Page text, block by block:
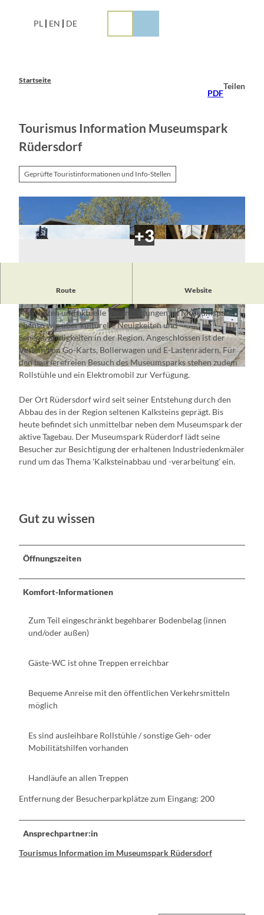
PL EN DE
Startseite
PDF
Teilen
Tourismus Information Museumspark
Rüdersdorf
Geprüfte Touristinformationen und Info-Stellen
© Steffen Lehmann, Lizenz: TMB-Fotoarchiv
© Museumspark Rüdersdorf © Museumspark Rüdersdorf
Route Website
Tourismus Information
befindet sich im Eingangsbereich
Aktivitäten und aktuelle Veranstaltungen im Museumspark
ebenso wie über kulturelle Neuigkeiten und
Sehenswürdigkeiten in der Region. Angeschlossen ist der
Verleih von Go-Karts, Bollerwagen und E-Lastenrädern. Für
den barrierefreien Besuch des Museumsparks stehen zudem
Rollstühle und ein Elektromobil zur Verfügung.
Der Ort Rüdersdorf wird seit seiner Entstehung durch den
Abbau des in der Region seltenen Kalksteins geprägt. Bis
heute befindet sich unmittelbar neben dem Museumspark der
aktive Tagebau. Der Museumspark Rüderdorf lädt seine
Besucher zur Besichtigung der erhaltenen Industriedenkmäler
rund um das Thema 'Kalksteinabbau und -verarbeitung' ein.
Gut zu wissen
Öffnungszeiten
Komfort-Informationen
Zum Teil eingeschränkt begehbarer Bodenbelag (innen
und/oder außen)
Gäste-WC ist ohne Treppen erreichbar
Bequeme Anreise mit den öffentlichen Verkehrsmitteln
möglich
Es sind ausleihbare Rollstühle / sonstige Geh- oder
Mobilitätshilfen vorhanden
Handläufe an allen Treppen
Entfernung der Besucherparkplätze zum Eingang: 200
Ansprechpartner:in
Tourismus Information im Museumspark Rüdersdorf